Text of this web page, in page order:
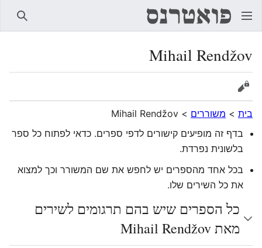
Mihail Rendžov
הצגת מקור
בית > משוררים >
Mihail Rendžov
בדף זה מופיעים קישורים לדפי ספרים. כדאי לפתוח כל ספר
בלשונית נפרדת.
בכל אחד מהספרים יש לחפש את שם המשורר וכך למצוא
את כל השירים שלו.
כל הספרים שיש בהם תרגומים לשירים
מאת Mihail Rendžov